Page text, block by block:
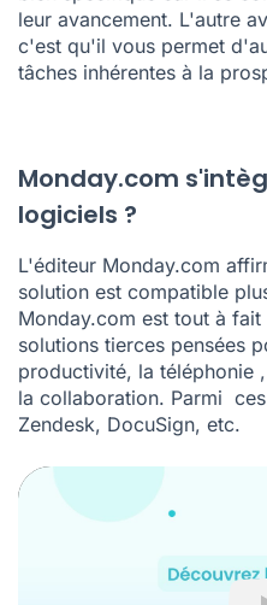
leur avancement. L'autre
c'est qu'il vous permet
tâches inhérentes à la
Monday.com
logiciels ?
L'éditeur Monday.com
solution est compatible
Monday.com est tout à
solutions tierces pensées
productivité, la téléphonie
la collaboration. Parmi
Zendesk, DocuSign, etc.